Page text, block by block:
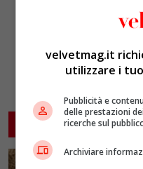
ARTICOLI CORRELATI
velvetmag.it
utilizzare i
Pubblicità e
delle prestazioni
ricerche sul
Archiviare